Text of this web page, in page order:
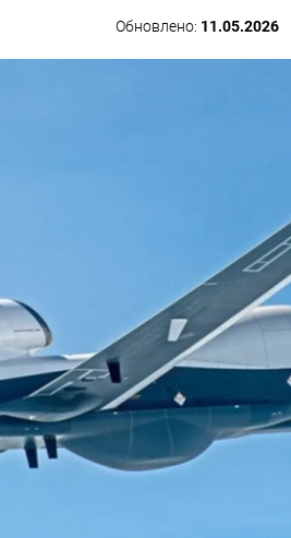
Обновлено: 11.05.2026